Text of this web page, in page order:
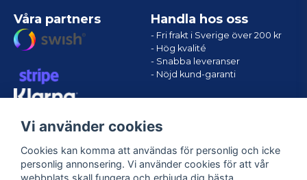
Våra partners Handla hos oss
- Fri frakt i Sverige över 200 kr
- Hög kvalité
- Snabba leveranser
- Nöjd kund-garanti
Vi använder cookies
Cookies kan komma att användas för personlig och icke
personlig annonsering. Vi använder cookies för att vår
webbplats skall fungera och erbjuda dig bästa